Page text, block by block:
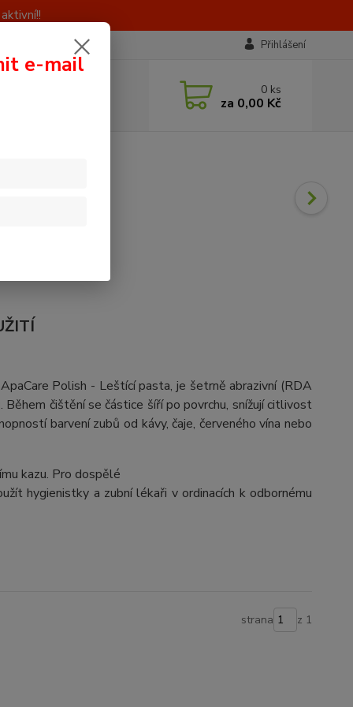
Přihlášení
rady? Zavolejte.
0 ks
za 0,00 Kč
Polish - Leštící pasta, je šetrně abrazivní (RDA
čištění se částice šíří po povrchu, snížují citlivost
barvení zubů od kávy, čaje, červeného vína nebo
kazu. Pro dospělé
hygienistky a zubní lékaři v ordinacích k odbornému
strana z 1
e-mail